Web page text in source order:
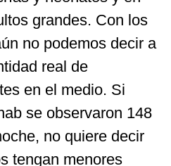
grandes. Con los
no podemos decir a
real de
en el medio. Si
se observaron 148
no quiere decir
tengan menores